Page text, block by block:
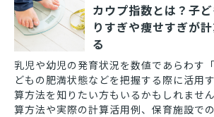
カウプ指数とは？子
りすぎや痩せすぎが
る
乳児や幼児の発育状況を数値であらわす
どもの肥満状態などを把握する際に活用
算方法を知りたい方もいるかもしれませ
算方法や実際の計算活用例、保育施設で